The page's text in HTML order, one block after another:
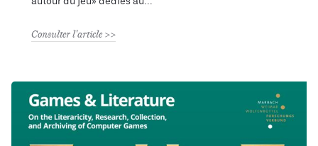
Consulter l'article